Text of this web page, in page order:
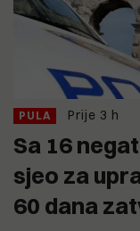
PULA Prije 3 h
Sa 16
sjeo za
60 dana